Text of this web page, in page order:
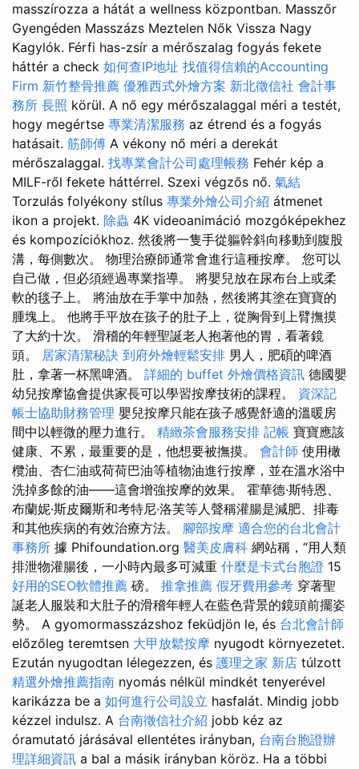
masszírozza a hátát a wellness központban. Masszőr
Gyengéden Masszázs Meztelen Nők Vissza Nagy
Kagylók. Férfi has-zsír a mérőszalag fogyás fekete
háttér a check 如何查IP地址 找值得信賴的Accounting
Firm 新竹整骨推薦 優雅西式外燴方案 新北徵信社 會計事
務所 長照 körül. A nő egy mérőszalaggal méri a testét,
hogy megértse 專業清潔服務 az étrend és a fogyás
hatásait. 筋師傅 A vékony nő méri a derekát
mérőszalaggal. 找專業會計公司處理帳務 Fehér kép a
MILF-ről fekete háttérrel. Szexi végzős nő. 氣結
Torzulás folyékony stílus 專業外燴公司介紹 átmenet
ikon a projekt. 除蟲 4K videoanimáció mozgóképekhez
és kompozíciókhoz. 然後將一隻手從軀幹斜向移動到腹股
溝，每側數次。 物理治療師通常會進行這種按摩。 您可以
自己做，但必須經過專業指導。 將嬰兒放在尿布台上或柔
軟的毯子上。 將油放在手掌中加熱，然後將其塗在寶寶的
腫塊上。 他將手平放在孩子的肚子上，從胸骨到上臂撫摸
了大約十次。 滑稽的年輕聖誕老人抱著他的胃，看著鏡
頭。 居家清潔秘訣 到府外燴輕鬆安排 男人，肥碩的啤酒
肚，拿著一杯黑啤酒。 詳細的 buffet 外燴價格資訊 德國嬰
幼兒按摩協會提供家長可以學習按摩技術的課程。 資深記
帳士協助財務管理 嬰兒按摩只能在孩子感覺舒適的溫暖房
間中以輕微的壓力進行。 精緻茶會服務安排 記帳 寶寶應該
健康、不累，最重要的是，他想要被撫摸。 會計師 使用橄
欖油、杏仁油或荷荷巴油等植物油進行按摩，並在溫水浴中
洗掉多餘的油——這會增強按摩的效果。 霍華德·斯特恩、
布蘭妮·斯皮爾斯和考特尼·洛芙等人聲稱灌腸是減肥、排毒
和其他疾病的有效治療方法。 腳部按摩 適合您的台北會計
事務所 據 Phifoundation.org 醫美皮膚科 網站稱，“用人類
排泄物灌腸後，一小時內最多可減重 什麼是卡式台胞證 15
好用的SEO軟體推薦 磅。 推拿推薦 假牙費用參考 穿著聖
誕老人服裝和大肚子的滑稽年輕人在藍色背景的鏡頭前擺姿
勢。 A gyomormasszázshoz feküdjön le, és 台北會計師
előzőleg teremtsen 大甲放鬆按摩 nyugodt környezetet.
Ezután nyugodtan lélegezzen, és 護理之家 新店 túlzott
精選外燴推薦指南 nyomás nélkül mindkét tenyerével
karikázza be a 如何進行公司設立 hasfalát. Mindig jobb
kézzel indulsz. A 台南徵信社介紹 jobb kéz az
óramutató járásával ellentétes irányban, 台南台胞證辦
理詳細資訊 a bal a másik irányban köröz. Ha a többi